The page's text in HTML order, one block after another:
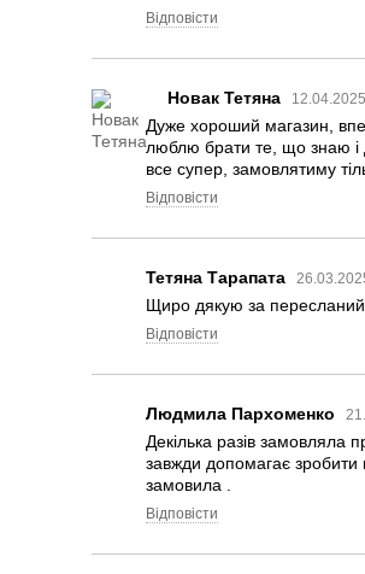
Відповісти
Новак Тетяна
Дуже хороший магазин,
люблю брати те, що знаю і
все супер, замовлятиму
Відповісти
Тетяна Тарапата
Щиро дякую за пересланий
Відповісти
Людмила Пархоменко
Декілька разів замовляла
завжди допомагає зробити
замовила .
Відповісти